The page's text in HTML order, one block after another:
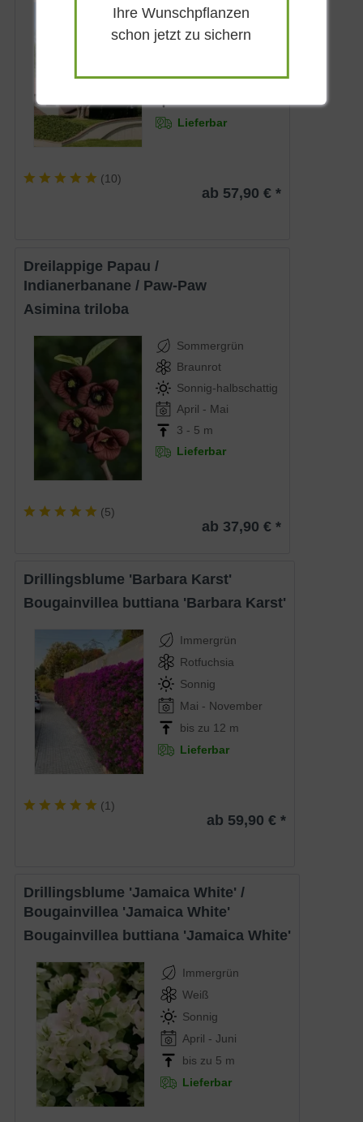
Immergrün
Gelbweiß
April - Mai
Lieferbar
(10)
ab 57,90 € *
Dreilappige Papau /
Indianerbanane / Paw-Paw
Asimina triloba
Sommergrün
Braunrot
Sonnig-halbschattig
April - Mai
3 - 5 m
Lieferbar
(5)
ab 37,90 € *
Drillingsblume 'Barbara Karst'
Bougainvillea buttiana 'Barbara Karst'
Immergrün
Rotfuchsia
Sonnig
Mai - November
bis zu 12 m
Lieferbar
(1)
ab 59,90 € *
Drillingsblume 'Jamaica White' /
Bougainvillea 'Jamaica White'
Bougainvillea buttiana 'Jamaica White'
Immergrün
Weiß
Sonnig
April - Juni
bis zu 5 m
Lieferbar
Ihre Wunschpflanzen
schon jetzt zu sichern